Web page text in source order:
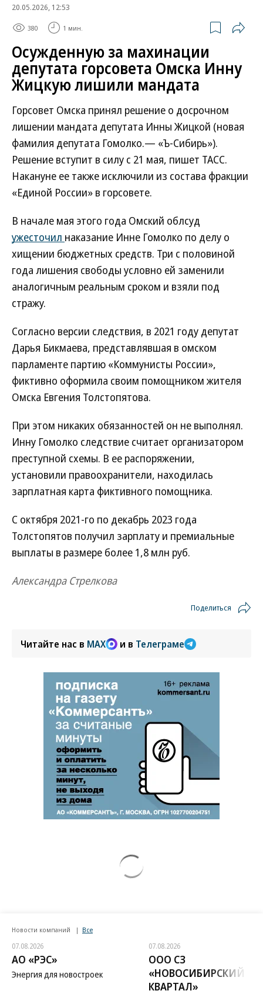
20.05.2026, 12:53
380 1 мин.
Осужденную за махинации
депутата горсовета Омска Инну
Жицкую лишили мандата
Горсовет Омска принял решение о досрочном
лишении мандата депутата Инны Жицкой (новая
фамилия депутата Гомолко.— «Ъ-Сибирь»).
Решение вступит в силу с 21 мая, пишет ТАСС.
Накануне ее также исключили из состава фракции
«Единой России» в горсовете.
В начале мая этого года Омский облсуд
ужесточил наказание Инне Гомолко по делу о
хищении бюджетных средств. Три с половиной
года лишения свободы условно ей заменили
аналогичным реальным сроком и взяли под
стражу.
Согласно версии следствия, в 2021 году депутат
Дарья Бикмаева, представлявшая в омском
парламенте партию «Коммунисты России»,
фиктивно оформила своим помощником жителя
Омска Евгения Толстопятова.
При этом никаких обязанностей он не выполнял.
Инну Гомолко следствие считает организатором
преступной схемы. В ее распоряжении,
установили правоохранители, находилась
зарплатная карта фиктивного помощника.
С октября 2021-го по декабрь 2023 года
Толстопятов получил зарплату и премиальные
выплаты в размере более 1,8 млн руб.
Александра Стрелкова
Поделиться
Читайте нас в MAX и в Телеграме
Новости компаний Все
07.08.2026
АО «РЭС»
Энергия для новостроек
07.08.2026
ООО СЗ
«НОВОСИБИРСКИЙ
КВАРТАЛ»